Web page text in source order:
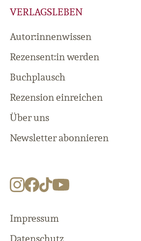
VERLAGSLEBEN
Autor:innenwissen
Rezensent:in werden
Buchplausch
Rezension einreichen
Über uns
Newsletter abonnieren
Impressum
Datenschutz